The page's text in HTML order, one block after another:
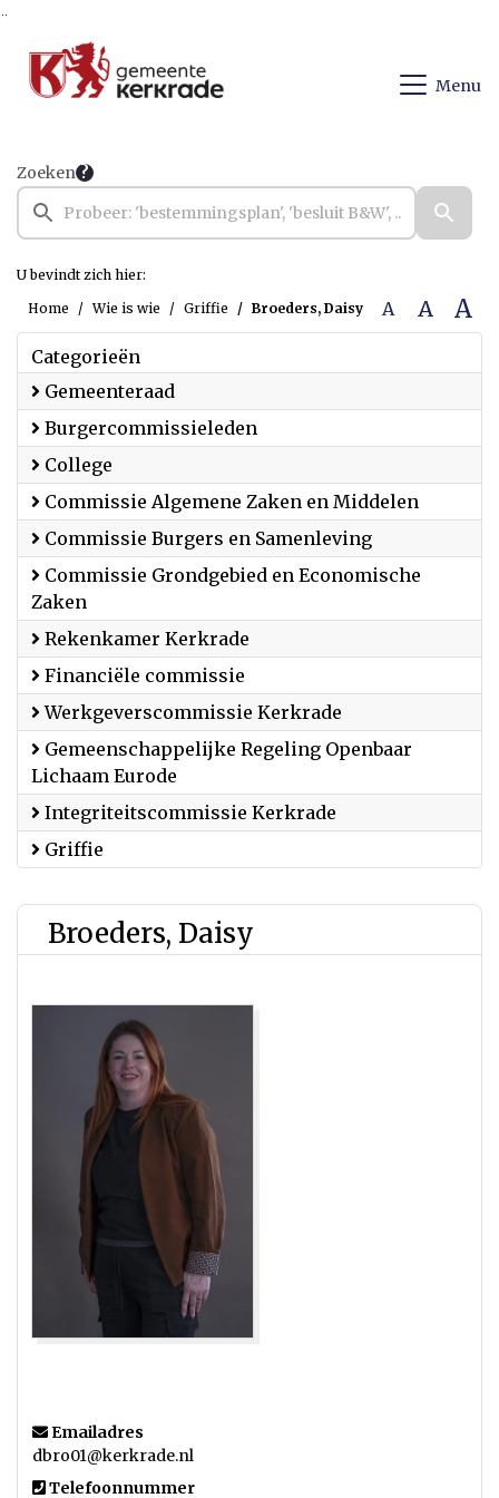
Menu
Zoeken
U bevindt zich hier:
Home
Wie is wie Griffie Broeders, Daisy A A A
Categorieën
Gemeenteraad
Burgercommissieleden
College
Commissie Algemene Zaken en Middelen
Commissie Burgers en Samenleving
Commissie Grondgebied en Economische
Zaken
Rekenkamer Kerkrade
Financiële commissie
Werkgeverscommissie Kerkrade
Gemeenschappelijke Regeling Openbaar
Lichaam Eurode
Integriteitscommissie Kerkrade
Griffie
Broeders, Daisy
Emailadres
dbro01@kerkrade.nl
Telefoonnummer